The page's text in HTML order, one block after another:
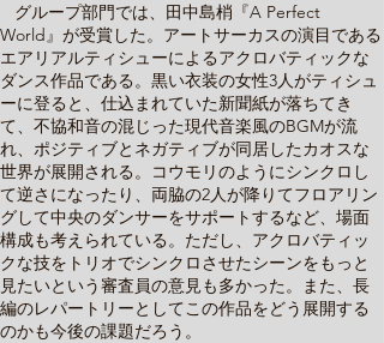
グループ部門では、田中島梢『A Perfect
World』が受賞した。アートサーカスの演目である
エアリアルティシューによるアクロバティックな
ダンス作品である。黒い衣装の女性3人がティシュ
ーに登ると、仕込まれていた新聞紙が落ちてき
て、不協和音の混じった現代音楽風のBGMが流
れ、ポジティブとネガティブが同居したカオスな
世界が展開される。コウモリのようにシンクロし
て逆さになったり、両脇の2人が降りてフロアリン
グして中央のダンサーをサポートするなど、場面
構成も考えられている。ただし、アクロバティッ
クな技をトリオでシンクロさせたシーンをもっと
見たいという審査員の意見も多かった。また、長
編のレパートリーとしてこの作品をどう展開する
のかも今後の課題だろう。